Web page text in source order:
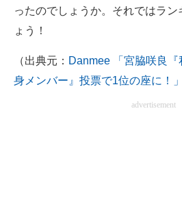
マーケ×ITの今がよく分かる
ITエンジニア向け専門サイト
ったのでしょうか。それではラン
ょう！
（出典元： Danmee 「宮脇咲良
身メンバー』投票で1位の座に！」
advertisement